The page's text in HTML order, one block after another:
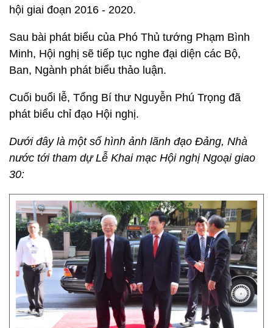
hội giai đoạn 2016 - 2020.
Sau bài phát biểu của Phó Thủ tướng Phạm Bình
Minh, Hội nghị sẽ tiếp tục nghe đại diện các Bộ,
Ban, Ngành phát biểu thảo luận.
Cuối buổi lễ, Tổng Bí thư Nguyễn Phú Trọng đã
phát biểu chỉ đạo Hội nghị.
Dưới đây là một số hình ảnh lãnh đạo Đảng, Nhà
nước tới tham dự Lễ Khai mạc Hội nghị Ngoại giao
30: